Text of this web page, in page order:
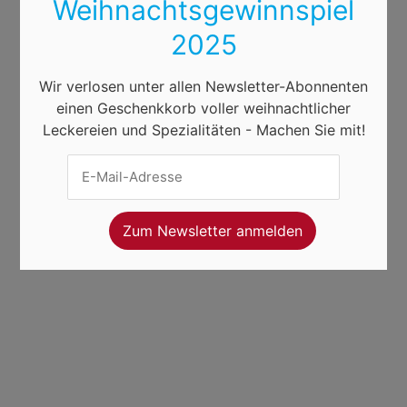
Weihnachtsgewinnspiel
2025
Wir verlosen unter allen Newsletter-Abonnenten
einen Geschenkkorb voller weihnachtlicher
Leckereien und Spezialitäten - Machen Sie mit!